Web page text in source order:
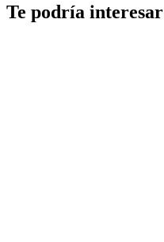
Te podría interesar